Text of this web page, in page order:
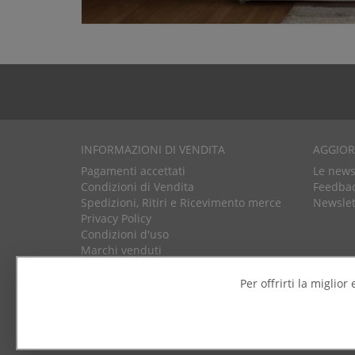
Per offrirti la miglior
INFORMAZIONI DI VENDITA
Pagamenti accettati
Condizioni di Vendita
Spedizioni, Ritiri e Ricevimento merce
Privacy Policy
Condizioni d'uso
Marchi venduti
Le